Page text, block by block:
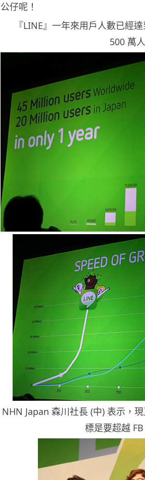
公仔呢！
『LINE』一年來用戶人數已經
500 萬
NHN Japan 森川社長 (中) 表示，
標是要超越